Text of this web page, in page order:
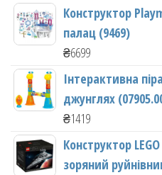
Конструктор
палац (9469)
₴6699
Інтерактивна
джунглях
₴1419
Конструктор
зоряний